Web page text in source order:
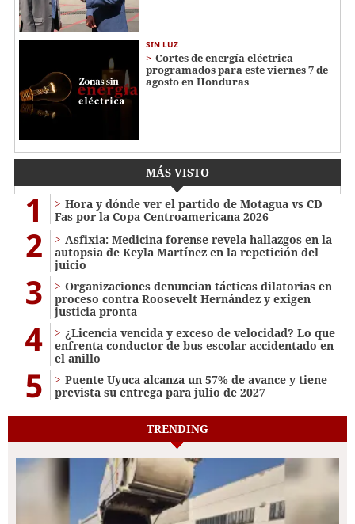
SIN LUZ
Cortes de energía eléctrica
programados para este viernes 7 de
agosto en Honduras
MÁS VISTO
1
Hora y dónde ver el partido de Motagua vs CD
Fas por la Copa Centroamericana 2026
2
Asfixia: Medicina forense revela hallazgos en la
autopsia de Keyla Martínez en la repetición del
juicio
3
Organizaciones denuncian tácticas dilatorias en
proceso contra Roosevelt Hernández y exigen
justicia pronta
4
¿Licencia vencida y exceso de velocidad? Lo que
enfrenta conductor de bus escolar accidentado en
el anillo
5
Puente Uyuca alcanza un 57% de avance y tiene
prevista su entrega para julio de 2027
TRENDING